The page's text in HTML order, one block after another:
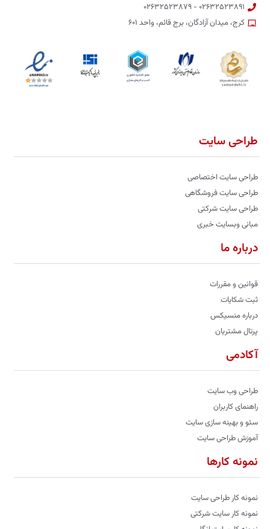
۰۲۶۳۲۵۲۳۸۹۱ - ۰۲۶۳۲۵۲۳۸۷۹
کرج، میدان آزادگان، برج قائم، واحد ۶۰۱
طراحی سایت
طراحی سایت اختصاصی
طراحی سایت فروشگاهی
طراحی سایت شرکتی
مبانی وبسایت خبری
درباره ما
قوانین و مقررات
ثبت شکایات
درباره منسیکس
پرتال مشتریان
آکادمی
طراحی وب سایت
راهنمای کاربران
سئو و بهینه سازی سایت
آموزش طراحی سایت
نمونه کارها
نمونه کار طراحی سایت
نمونه کار سایت شرکتی